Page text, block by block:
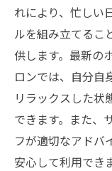
れにより、忙しい
ルを組み立てるこ
供します。最新の
ロンでは、自分自
リラックスした状
できます。また、
フが適切なアドバ
安心して利用でき